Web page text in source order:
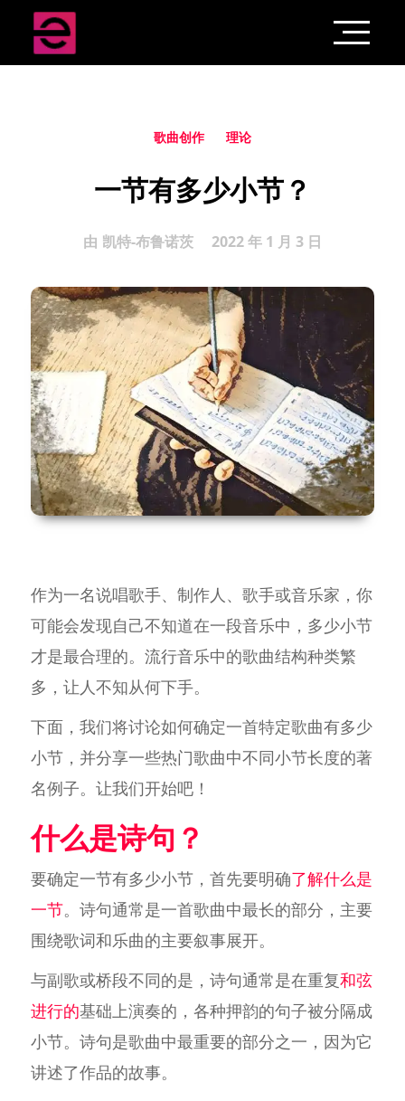
歌曲创作 理论
一节有多少小节？
由 凯特-布鲁诺茨 2022 年 1 月 3 日
作为一名说唱歌手、制作人、歌手或音乐家，你
可能会发现自己不知道在一段音乐中，多少小节
才是最合理的。流行音乐中的歌曲结构种类繁
多，让人不知从何下手。
下面，我们将讨论如何确定一首特定歌曲有多少
小节，并分享一些热门歌曲中不同小节长度的著
名例子。让我们开始吧！
什么是诗句？
要确定一节有多少小节，首先要明确了解什么是
一节。诗句通常是一首歌曲中最长的部分，主要
围绕歌词和乐曲的主要叙事展开。
与副歌或桥段不同的是，诗句通常是在重复和弦
进行的基础上演奏的，各种押韵的句子被分隔成
小节。诗句是歌曲中最重要的部分之一，因为它
讲述了作品的故事。